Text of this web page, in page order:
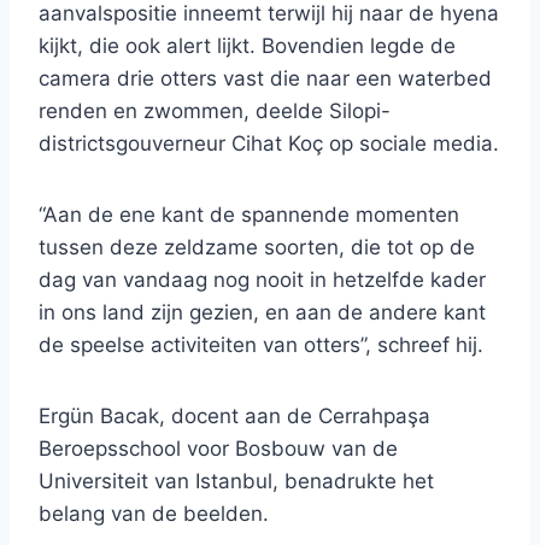
aanvalspositie inneemt terwijl hij naar de hyena
kijkt, die ook alert lijkt. Bovendien legde de
camera drie otters vast die naar een waterbed
renden en zwommen, deelde Silopi-
districtsgouverneur Cihat Koç op sociale media.
“Aan de ene kant de spannende momenten
tussen deze zeldzame soorten, die tot op de
dag van vandaag nog nooit in hetzelfde kader
in ons land zijn gezien, en aan de andere kant
de speelse activiteiten van otters”, schreef hij.
Ergün Bacak, docent aan de Cerrahpaşa
Beroepsschool voor Bosbouw van de
Universiteit van Istanbul, benadrukte het
belang van de beelden.